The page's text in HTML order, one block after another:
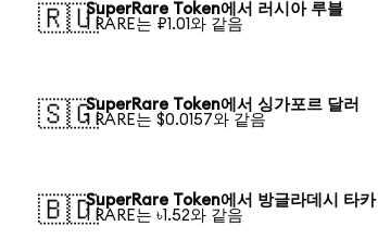
🇷🇺SuperRare Token에서 러시아 루블
1 RARE는 ₽1.01와 같음
🇸🇬SuperRare Token에서 싱가포르 달러
1 RARE는 $0.0157와 같음
🇧🇩SuperRare Token에서 방글라데시 타카
1 RARE는 ৳1.52와 같음